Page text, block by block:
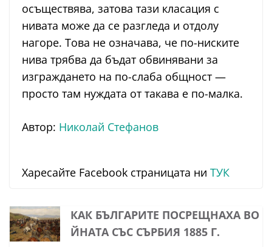
осъществява, затова тази класация с
нивата може да се разгледа и отдолу
нагоре. Това не означава, че по-ниските
нива трябва да бъдат обвинявани за
изграждането на по-слаба общност —
просто там нуждата от такава е по-малка.
Автор: Николай Стефанов
Харесайте Facebook страницата ни ТУК
КАК БЪЛГАРИТЕ ПОСРЕЩНАХА ВО
ЙНАТА СЪС СЪРБИЯ 1885 Г.